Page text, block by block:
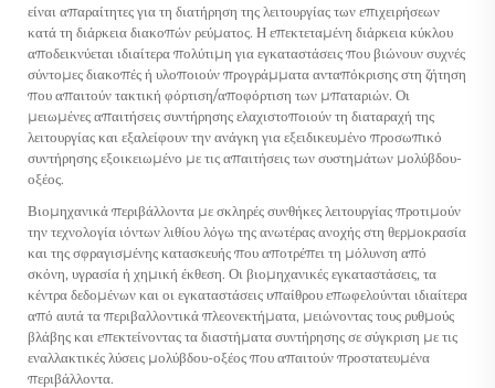
είναι απαραίτητες για τη διατήρηση της λειτουργίας των επιχειρήσεων
κατά τη διάρκεια διακοπών ρεύματος. Η επεκτεταμένη διάρκεια κύκλου
αποδεικνύεται ιδιαίτερα πολύτιμη για εγκαταστάσεις που βιώνουν συχνές
σύντομες διακοπές ή υλοποιούν προγράμματα ανταπόκρισης στη ζήτηση
που απαιτούν τακτική φόρτιση/αποφόρτιση των μπαταριών. Οι
μειωμένες απαιτήσεις συντήρησης ελαχιστοποιούν τη διαταραχή της
λειτουργίας και εξαλείφουν την ανάγκη για εξειδικευμένο προσωπικό
συντήρησης εξοικειωμένο με τις απαιτήσεις των συστημάτων μολύβδου-
οξέος.
Βιομηχανικά περιβάλλοντα με σκληρές συνθήκες λειτουργίας προτιμούν
την τεχνολογία ιόντων λιθίου λόγω της ανωτέρας ανοχής στη θερμοκρασία
και της σφραγισμένης κατασκευής που αποτρέπει τη μόλυνση από
σκόνη, υγρασία ή χημική έκθεση. Οι βιομηχανικές εγκαταστάσεις, τα
κέντρα δεδομένων και οι εγκαταστάσεις υπαίθρου επωφελούνται ιδιαίτερα
από αυτά τα περιβαλλοντικά πλεονεκτήματα, μειώνοντας τους ρυθμούς
βλάβης και επεκτείνοντας τα διαστήματα συντήρησης σε σύγκριση με τις
εναλλακτικές λύσεις μολύβδου-οξέος που απαιτούν προστατευμένα
περιβάλλοντα.